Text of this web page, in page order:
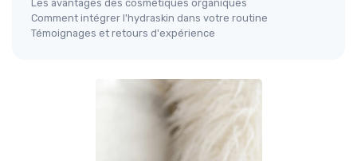
Les avantages des cosmétiques organiques
Comment intégrer l'hydraskin dans votre routine
Témoignages et retours d'expérience